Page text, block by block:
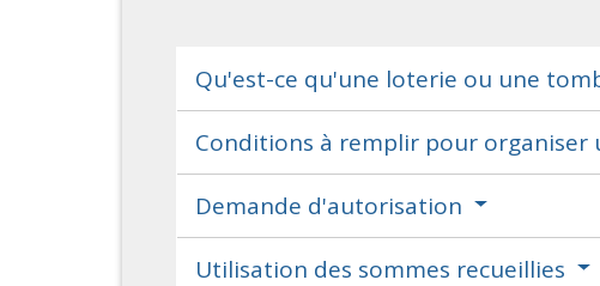
Qu'est-ce qu'une loterie ou une
Conditions à remplir pour
Demande d'autorisation
Utilisation des sommes recueillies